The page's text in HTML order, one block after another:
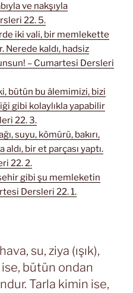
ve nakşıyla
22. 5.
iki vali, bir memlekette
Nerede kaldı, hadsiz
– Cumartesi Dersleri
ki, bütün bu âlemimizi, bizi
gibi kolaylıkla yapabilir
22. 3.
suyu, kömürü, bakırı,
aldı, bir et parçası yaptı.
22. 2.
gibi şu memleketin
Dersleri 22. 1.
su, ziya (ışık),
bütün ondan
Tarla kimin ise,